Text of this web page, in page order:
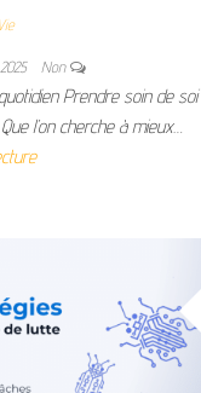
Non
Prendre soin de soi
l’on cherche à mieux…